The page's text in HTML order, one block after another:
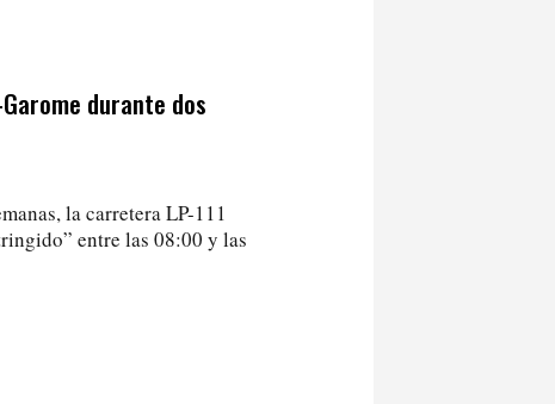
durante dos
la carretera LP-111
entre las 08:00 y las